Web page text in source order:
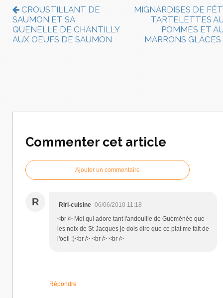
CROUSTILLANT DE
SAUMON ET SA
QUENELLE DE CHANTILLY
AUX OEUFS DE SAUMON
MIGNARDISES DE
TARTELETTES
POMMES ET
MARRONS GLACES
Commenter cet article
Ajouter un commentaire
R Riri-cuisine 06/06/2010 11:18
<br /> Moi qui adore tant l'andouille de Guéménée que
les noix de St-Jacques je dois dire que ce plat me fait de
l'oeil :)<br /> <br /> <br />
Répondre